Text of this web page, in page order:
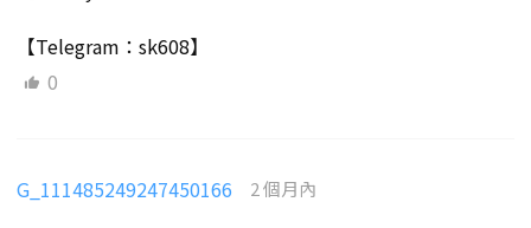
【Telegram：sk608】
0
G_111485249247450166 2 個月內